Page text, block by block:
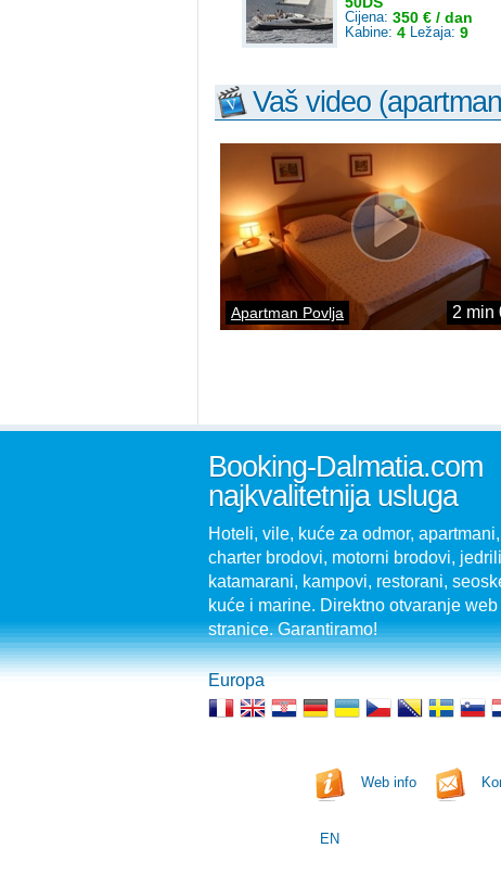
Cijena: 350 € / dan
Kabine: 4 Ležaja: 9
Vaš video
Apartman Povlja 2 min
Booking-Dalmatia.com
najkvalitetnija usluga
Hoteli, vile, kuće za odmor, apartmani,
charter brodovi, motorni brodovi,
katamarani, kampovi, restorani,
kuće i marine. Direktno otvaranje web
stranice. Garantiramo!
Europa
Web info
EN